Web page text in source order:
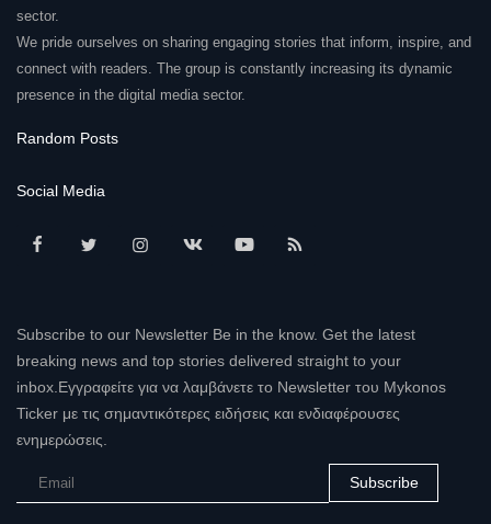
sector.
We pride ourselves on sharing engaging stories that inform, inspire, and
connect with readers. The group is constantly increasing its dynamic
presence in the digital media sector.
Random Posts
Social Media
Subscribe to our Newsletter Be in the know. Get the latest
breaking news and top stories delivered straight to your
inbox.Εγγραφείτε για να λαμβάνετε το Newsletter του Mykonos
Ticker με τις σημαντικότερες ειδήσεις και ενδιαφέρουσες
ενημερώσεις.
Subscribe